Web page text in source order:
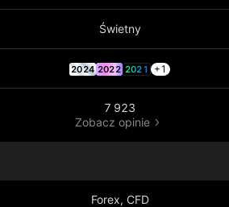
Świetny
2024 2022 2021 +1
7 923
Zobacz opinie
Forex, CFD